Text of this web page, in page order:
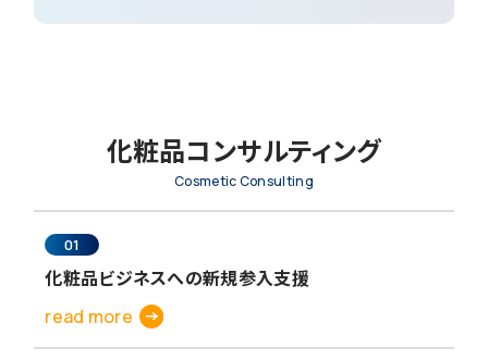
化粧品コンサルティング
Cosmetic Consulting
01
化粧品ビジネスへの新規参入支援
read more